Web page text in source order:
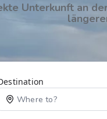
Unterkunft an